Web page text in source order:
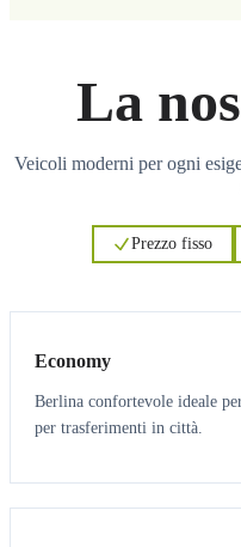
La
Veicoli moderni per ogni
Prezzo fisso
Economy
Berlina confortevole ideale
per trasferimenti in città.
3 3